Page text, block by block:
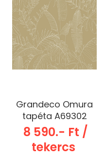
Grandeco Omura
tapéta A69302
8 590.- Ft /
tekercs